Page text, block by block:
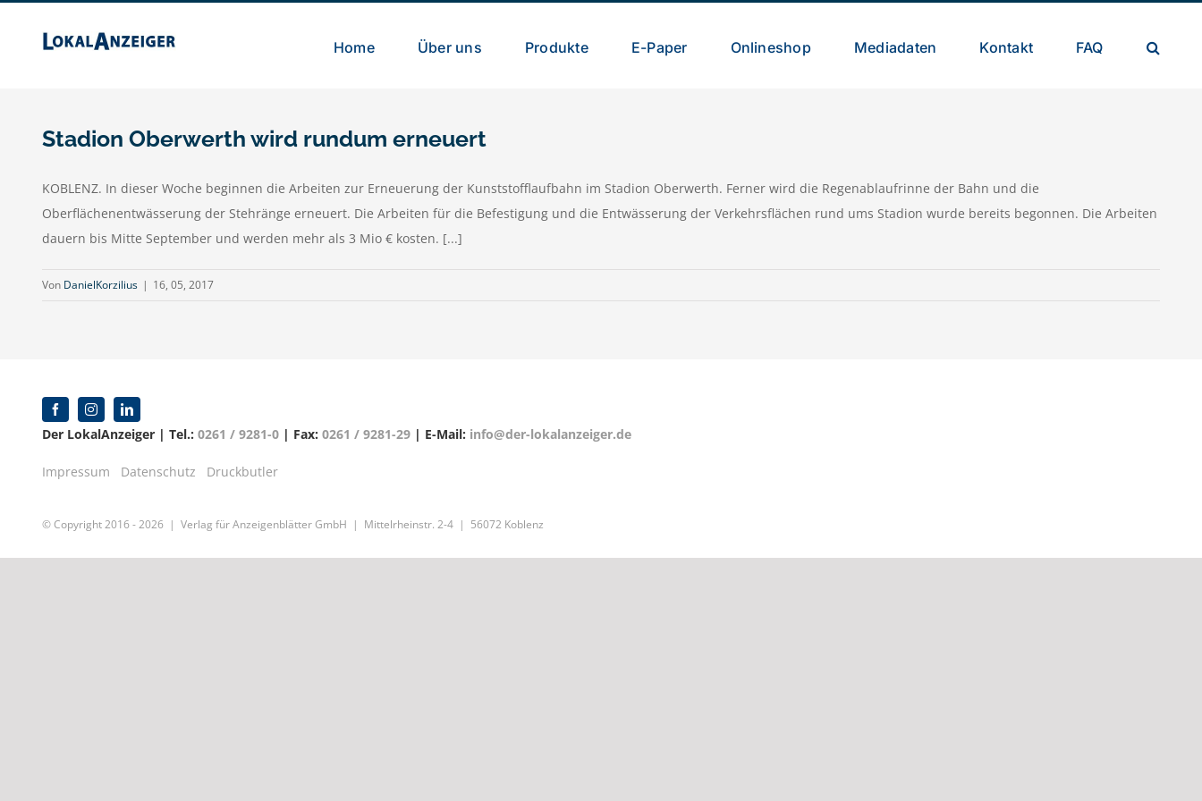
Home Über uns Produkte E-Paper Onlineshop Mediadaten Kontakt FAQ
Stadion Oberwerth wird rundum erneuert
KOBLENZ. In dieser Woche beginnen die Arbeiten zur Erneuerung der Kunststofflaufbahn im Stadion Oberwerth. Ferner wird die Regenablaufrinne der Bahn und die
Oberflächenentwässerung der Stehränge erneuert. Die Arbeiten für die Befestigung und die Entwässerung der Verkehrsflächen rund ums Stadion wurde bereits begonnen. Die Arbeiten
dauern bis Mitte September und werden mehr als 3 Mio € kosten. [...]
Von DanielKorzilius | 16, 05, 2017
Der LokalAnzeiger | Tel.: 0261 / 9281-0 | Fax: 0261 / 9281-29 | E-Mail: info@der-lokalanzeiger.de
Impressum Datenschutz Druckbutler
© Copyright 2016 -2026 | Verlag für Anzeigenblätter GmbH | Mittelrheinstr. 2-4 | 56072 Koblenz